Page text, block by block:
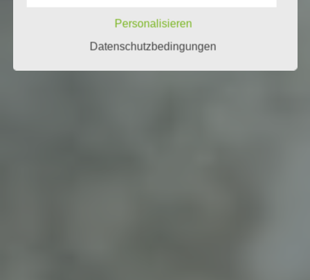
welchem Umfang Sie sie ggf. offenlegen müssen,
Einzelfall nutzen.
Personalisieren
Datenschutzbedingungen